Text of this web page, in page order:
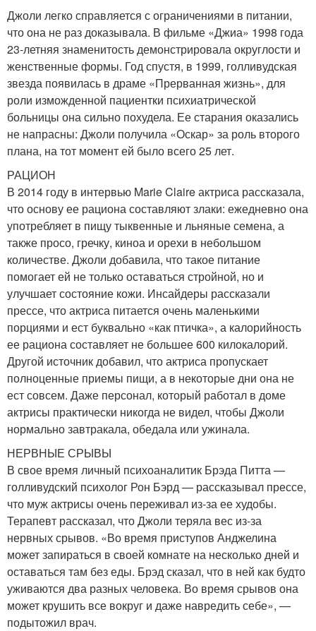
Джоли легко справляется с ограничениями в питании,
что она не раз доказывала. В фильме «Джиа» 1998 года
23-летняя знаменитость демонстрировала округлости и
женственные формы. Год спустя, в 1999, голливудская
звезда появилась в драме «Прерванная жизнь», для
роли изможденной пациентки психиатрической
больницы она сильно похудела. Ее старания оказались
не напрасны: Джоли получила «Оскар» за роль второго
плана, на тот момент ей было всего 25 лет.
РАЦИОН
В 2014 году в интервью Marie Claire актриса рассказала,
что основу ее рациона составляют злаки: ежедневно она
употребляет в пищу тыквенные и льняные семена, а
также просо, гречку, киноа и орехи в небольшом
количестве. Джоли добавила, что такое питание
помогает ей не только оставаться стройной, но и
улучшает состояние кожи. Инсайдеры рассказали
прессе, что актриса питается очень маленькими
порциями и ест буквально «как птичка», а калорийность
ее рациона составляет не большее 600 килокалорий.
Другой источник добавил, что актриса пропускает
полноценные приемы пищи, а в некоторые дни она не
ест совсем. Даже персонал, который работал в доме
актрисы практически никогда не видел, чтобы Джоли
нормально завтракала, обедала или ужинала.
НЕРВНЫЕ СРЫВЫ
В свое время личный психоаналитик Брэда Питта —
голливудский психолог Рон Бэрд — рассказывал прессе,
что муж актрисы очень переживал из-за ее худобы.
Терапевт рассказал, что Джоли теряла вес из-за
нервных срывов. «Во время приступов Анджелина
может запираться в своей комнате на несколько дней и
оставаться там без еды. Брэд сказал, что в ней как будто
уживаются два разных человека. Во время срывов она
может крушить все вокруг и даже навредить себе», —
подытожил врач.